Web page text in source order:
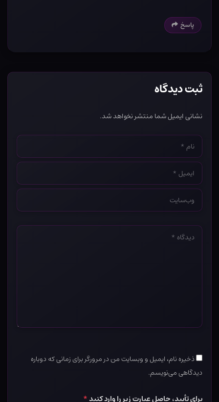
پاسخ
ثبت دیدگاه
نشانی ایمیل شما منتشر نخواهد شد.
نام
*
ایمیل
*
وب‌سایت
*
دیدگاه
ذخیره نام، ایمیل و وبسایت من در مرورگر برای زمانی که دوباره
دیدگاهی می‌نویسم.
برای تأیید، حاصل عبارت زیر را وارد کنید*